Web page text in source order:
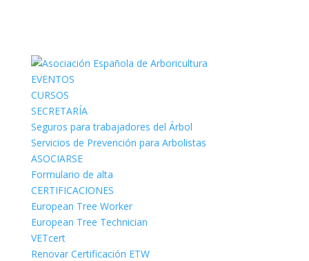
EVENTOS
CURSOS
SECRETARÍA
Seguros para trabajadores del Árbol
Servicios de Prevención para Arbolistas
ASOCIARSE
Formulario de alta
CERTIFICACIONES
European Tree Worker
European Tree Technician
VETcert
Renovar Certificación ETW